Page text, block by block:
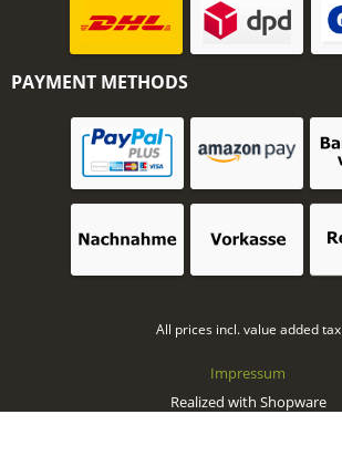
PAYMENT METHODS
All prices incl. value added tax
Impressum
Realized with Shopware